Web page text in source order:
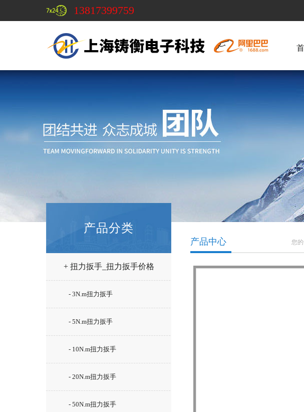
13817399759
产品分类
+ 扭力扳手_扭力扳手价格
- 3N.m扭力扳手
- 5N.m扭力扳手
- 10N.m扭力扳手
- 20N.m扭力扳手
- 50N.m扭力扳手
您的
产品中心